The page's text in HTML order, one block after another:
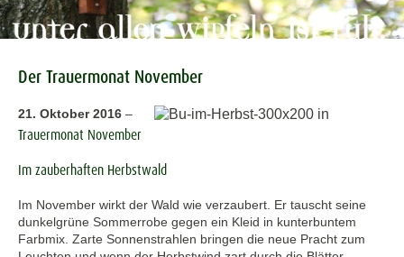
Der Trauermonat November
21. Oktober 2016 –
Trauermonat November
Im zauberhaften Herbstwald
Im November wirkt der Wald wie verzaubert. Er tauscht seine
dunkelgrüne Sommerrobe gegen ein Kleid in kunterbuntem
Farbmix. Zarte Sonnenstrahlen bringen die neue Pracht zum